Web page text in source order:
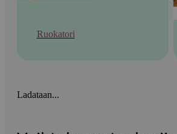
Ruokatori
Ladataan...